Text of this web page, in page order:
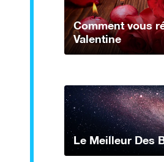
Comment vous
Valentine
Le Meilleur Des